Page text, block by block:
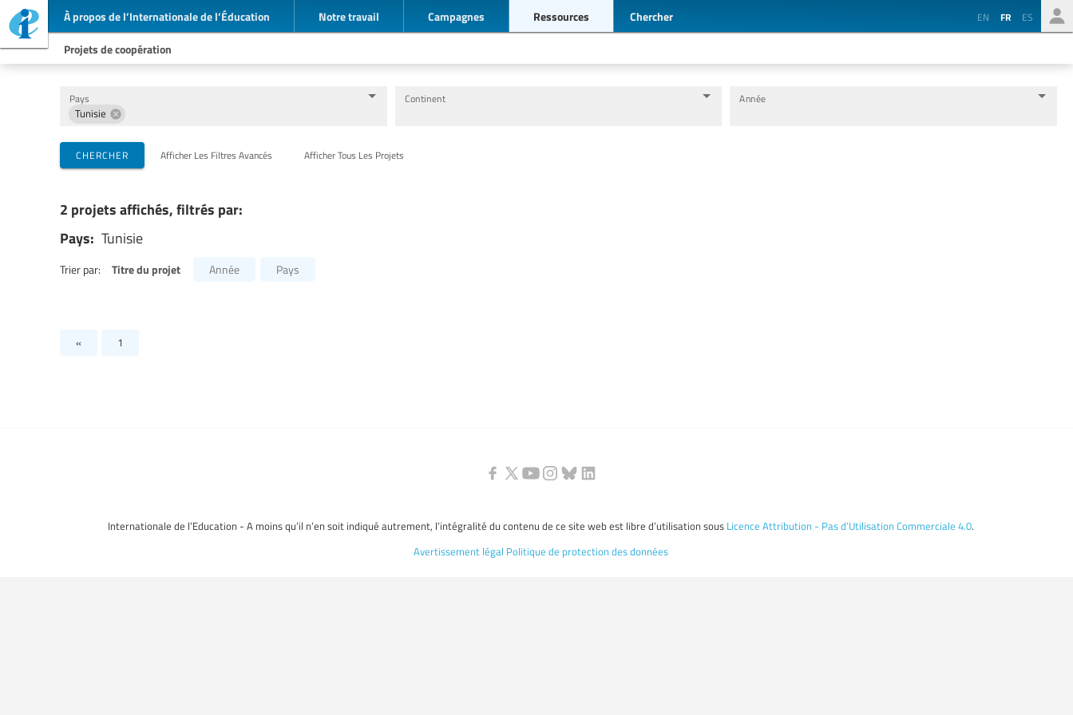
À propos de l’Internationale de l’Éducation Notre travail Campagnes Ressources Chercher EN FR ES
Projets de coopération
Pays
Tunisie
Continent Année
Organisations de mise en œuvre
CHERCHER Afficher Les Filtres Avancés Afficher Tous Les Projets
2 projets affichés, filtrés par:
Pays: Tunisie
Trier par: Titre du projet Année Pays
« 1
Internationale de l’Education - A moins qu’il n’en soit indiqué autrement, l’intégralité du contenu de ce site web est libre d’utilisation sous Licence Attribution - Pas d’Utilisation Commerciale 4.0.
Avertissement légal Politique de protection des données